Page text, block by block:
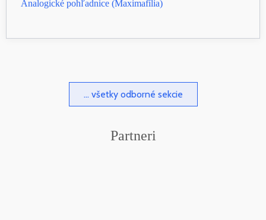
Analogické pohľadnice (Maximafília)
... všetky odborné sekcie
Partneri